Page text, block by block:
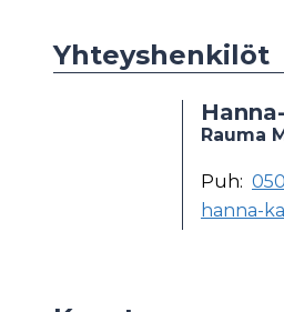
Yhteyshenkilöt
Rauma
Puh:
hanna-